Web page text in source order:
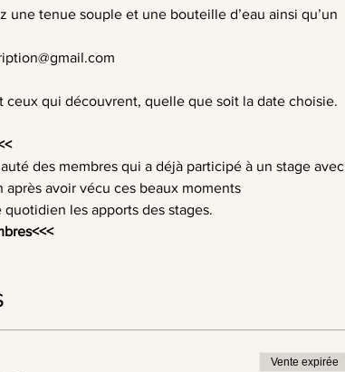
une tenue souple et une bouteille d’eau ainsi qu’un
ceux qui découvrent, quelle que soit la date choisie.
des membres qui a déjà participé à un stage avec
avoir vécu ces beaux moments
les apports des stages.
<<<
Vente expirée